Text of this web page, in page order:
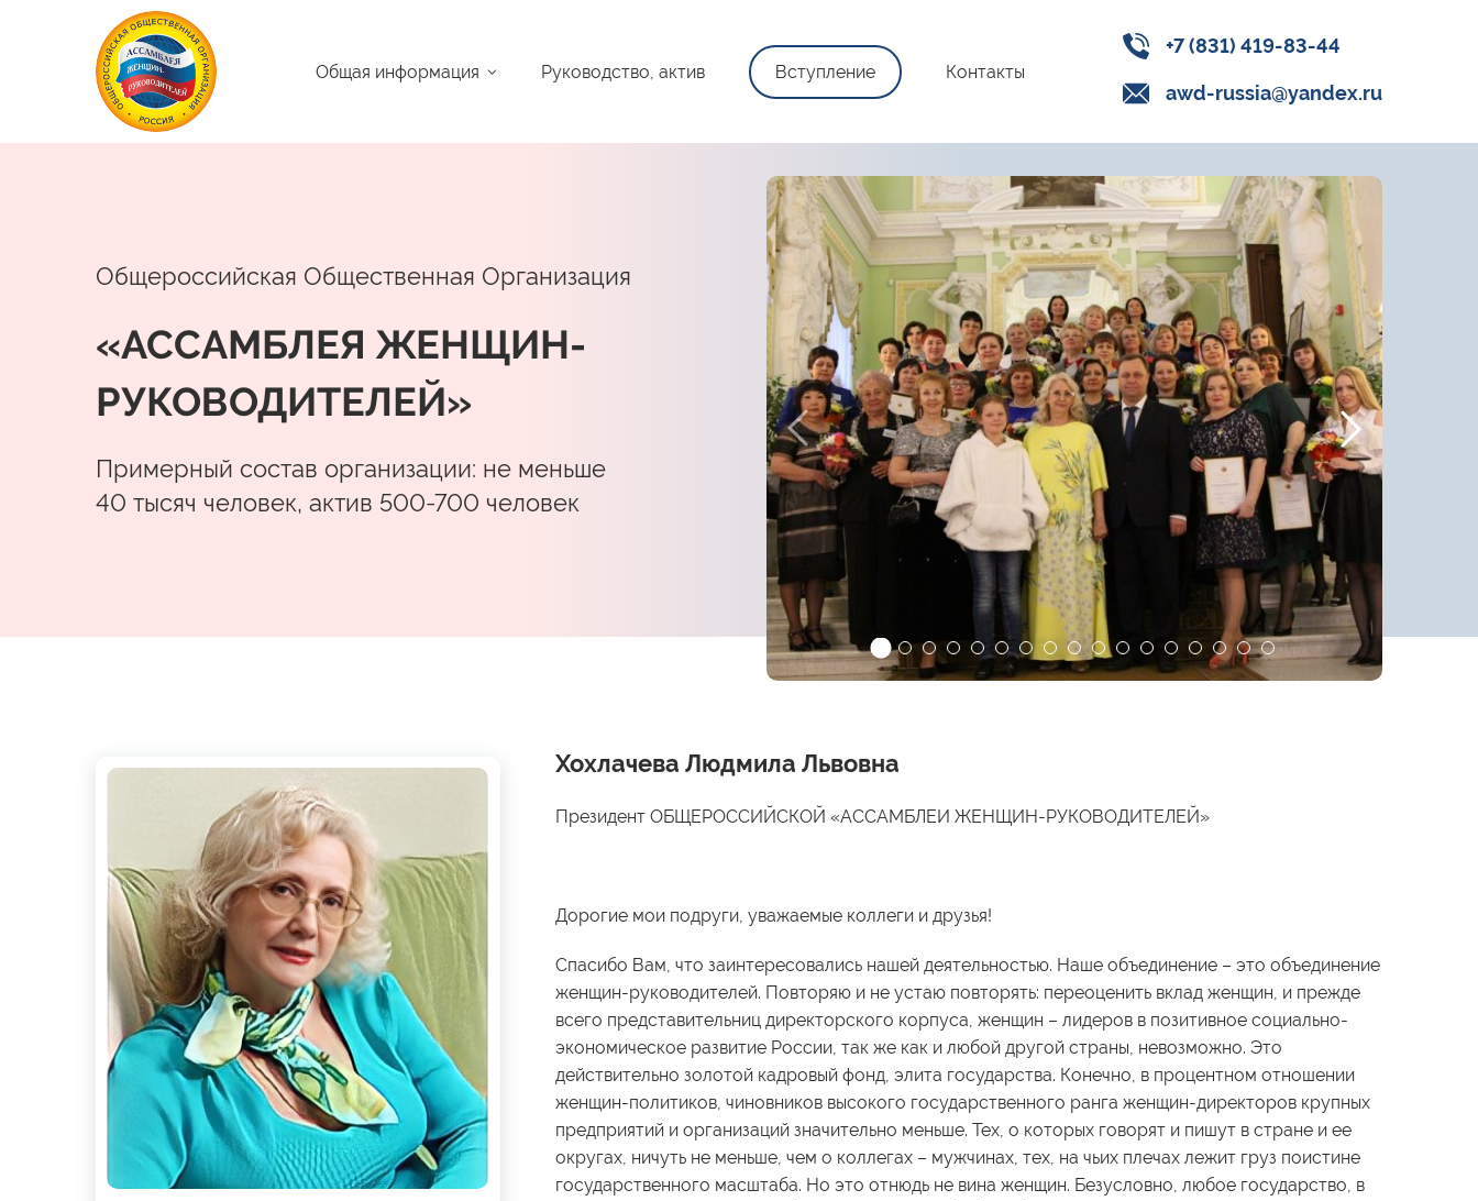
Общая информация Руководство, актив Вступление Контакты
+7 (831) 419-83-44
awd-russia@yandex.ru
Общероссийская Общественная Организация
«АССАМБЛЕЯ ЖЕНЩИН-
РУКОВОДИТЕЛЕЙ»
Примерный состав организации: не меньше
40 тысяч человек, актив 500-700 человек
Хохлачева Людмила Львовна
Президент ОБЩЕРОССИЙСКОЙ «АССАМБЛЕИ ЖЕНЩИН-РУКОВОДИТЕЛЕЙ»
Дорогие мои подруги, уважаемые коллеги и друзья!
Спасибо Вам, что заинтересовались нашей деятельностью. Наше объединение – это объединение
женщин-руководителей. Повторяю и не устаю повторять: переоценить вклад женщин, и прежде
всего представительниц директорского корпуса, женщин – лидеров в позитивное социально-
экономическое развитие России, так же как и любой другой страны, невозможно. Это
действительно золотой кадровый фонд, элита государства. Конечно, в процентном отношении
женщин-политиков, чиновников высокого государственного ранга женщин-директоров крупных
предприятий и организаций значительно меньше. Тех, о которых говорят и пишут в стране и ее
округах, ничуть не меньше, чем о коллегах – мужчинах, тех, на чьих плечах лежит груз поистине
государственного масштаба. Но это отнюдь не вина женщин. Безусловно, любое государство, в